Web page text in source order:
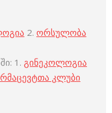
2. ორსულობა
1. გინეკოლოგია
კლუბი